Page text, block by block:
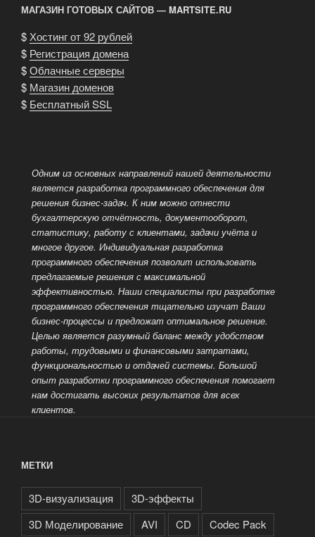
МАГАЗИН ГОТОВЫХ САЙТОВ — MARTSITE.RU
$ Хостинг от 92 рублей
$ Регистрация домена
$Облачные серверы
$ Магазин доменов
$ Бесплатный SSL
Одним из основных направлений нашей деятельности
является разработка программного обеспечения для
решения бизнес-задач. К ним можно отнести
бухгалтерскую отчётность, документооборот,
статистику, работу с клиентами, задачи учёта и
многое другое. Индивидуальная разработка
программного обеспечения позволит использовать
предлагаемые решения с максимальной
эффективностью. Наши специалисты при разработке
программного обеспечения тщательно изучат Ваши
бизнес-процессы и предложат оптимальное решение.
Целью является разумный баланс между удобством
работы, трудовыми и финансовыми затратами,
функциональностью и отдачей системы. Большой
опыт разработки программного обеспечения помогает
нам достигать высоких результатов для всех
клиентов.
МЕТКИ
3D-визуализация
3D-эффекты
3D Моделирование
AVI CD
Codec Pack